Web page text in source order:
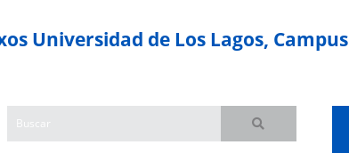
Universidad de Los Lagos, Campus